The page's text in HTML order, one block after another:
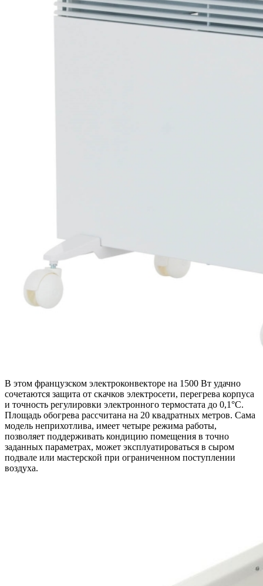
В этом французском электроконвекторе на 1500 Вт удачно
сочетаются защита от скачков электросети, перегрева корпуса
и точность регулировки электронного термостата до 0,1°С.
Площадь обогрева рассчитана на 20 квадратных метров. Сама
модель неприхотлива, имеет четыре режима работы,
позволяет поддерживать кондицию помещения в точно
заданных параметрах, может эксплуатироваться в сыром
подвале или мастерской при ограниченном поступлении
воздуха.